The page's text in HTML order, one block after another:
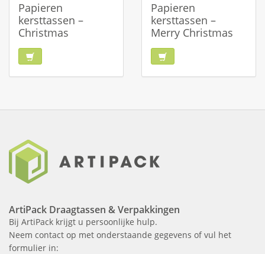
Papieren
kersttassen –
Christmas
Papieren
kersttassen –
Merry Christmas
ArtiPack Draagtassen & Verpakkingen
Bij ArtiPack krijgt u persoonlijke hulp.
Neem contact op met onderstaande gegevens of vul het
formulier in: